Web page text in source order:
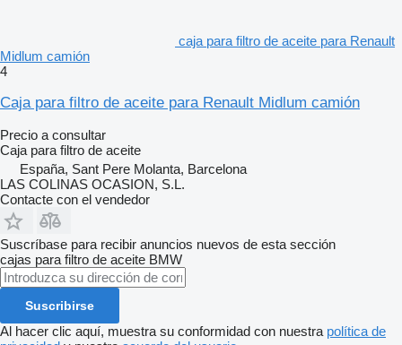
caja para filtro de aceite para Renault
Midlum camión
4
Caja para filtro de aceite para Renault Midlum camión
Precio a consultar
Caja para filtro de aceite
España, Sant Pere Molanta, Barcelona
LAS COLINAS OCASION, S.L.
Contacte con el vendedor
Suscríbase para recibir anuncios nuevos de esta sección
cajas para filtro de aceite BMW
Suscribirse
Al hacer clic aquí, muestra su conformidad con nuestra política de